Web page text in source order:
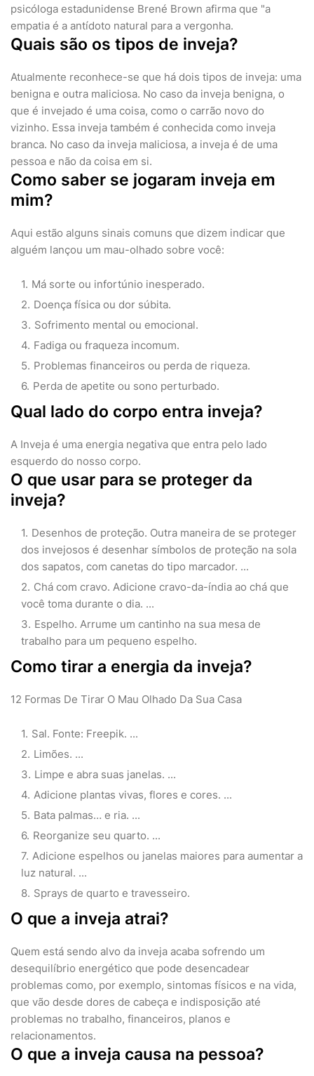
psicóloga estadunidense Brené Brown afirma que "a
empatia é a antídoto natural para a vergonha.
Quais são os tipos de inveja?
Atualmente reconhece-se que há dois tipos de inveja: uma
benigna e outra maliciosa. No caso da inveja benigna, o
que é invejado é uma coisa, como o carrão novo do
vizinho. Essa inveja também é conhecida como inveja
branca. No caso da inveja maliciosa, a inveja é de uma
pessoa e não da coisa em si.
Como saber se jogaram inveja em
mim?
Aqui estão alguns sinais comuns que dizem indicar que
alguém lançou um mau-olhado sobre você:
Má sorte ou infortúnio inesperado.
Doença física ou dor súbita.
Sofrimento mental ou emocional.
Fadiga ou fraqueza incomum.
Problemas financeiros ou perda de riqueza.
Perda de apetite ou sono perturbado.
Qual lado do corpo entra inveja?
A Inveja é uma energia negativa que entra pelo lado
esquerdo do nosso corpo.
O que usar para se proteger da
inveja?
Desenhos de proteção. Outra maneira de se proteger
dos invejosos é desenhar símbolos de proteção na sola
dos sapatos, com canetas do tipo marcador. ...
Chá com cravo. Adicione cravo-da-índia ao chá que
você toma durante o dia. ...
Espelho. Arrume um cantinho na sua mesa de
trabalho para um pequeno espelho.
Como tirar a energia da inveja?
12 Formas De Tirar O Mau Olhado Da Sua Casa
Sal. Fonte: Freepik. ...
Limões. ...
Limpe e abra suas janelas. ...
Adicione plantas vivas, flores e cores. ...
Bata palmas… e ria. ...
Reorganize seu quarto. ...
Adicione espelhos ou janelas maiores para aumentar a
luz natural. ...
Sprays de quarto e travesseiro.
O que a inveja atrai?
Quem está sendo alvo da inveja acaba sofrendo um
desequilíbrio energético que pode desencadear
problemas como, por exemplo, sintomas físicos e na vida,
que vão desde dores de cabeça e indisposição até
problemas no trabalho, financeiros, planos e
relacionamentos.
O que a inveja causa na pessoa?